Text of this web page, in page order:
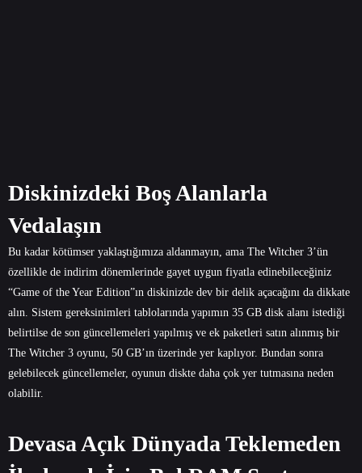
Diskinizdeki Boş Alanlarla
Vedalaşın
Bu kadar kötümser yaklaştığımıza aldanmayın, ama The Witcher 3’ün
özellikle de indirim dönemlerinde gayet uygun fiyatla edinebileceğiniz
“Game of the Year Edition”ın diskinizde dev bir delik açacağını da dikkate
alın. Sistem gereksinimleri tablolarında yapımın 35 GB disk alanı istediği
belirtilse de son güncellemeleri yapılmış ve ek paketleri satın alınmış bir
The Witcher 3 oyunu, 50 GB’ın üzerinde yer kaplıyor. Bundan sonra
gelebilecek güncellemeler, oyunun diskte daha çok yer tutmasına neden
olabilir.
Devasa Açık Dünyada Teklemeden